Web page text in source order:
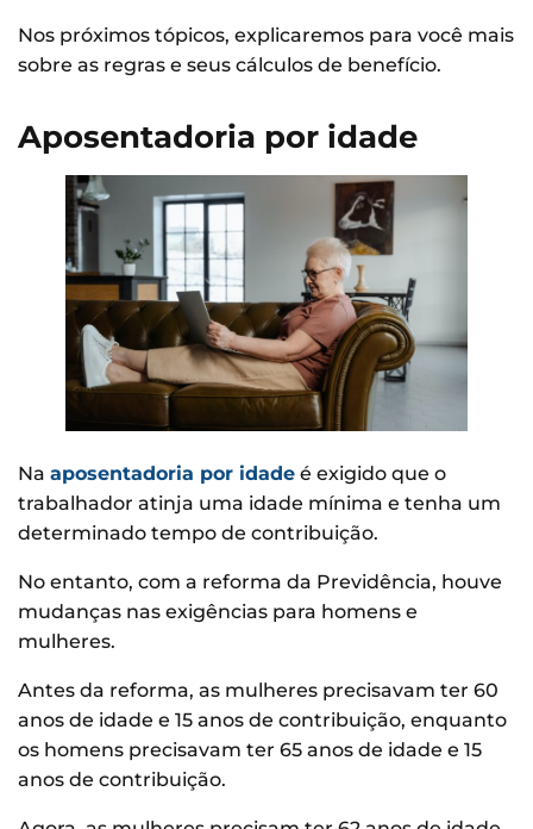
Nos próximos tópicos, explicaremos para você mais
sobre as regras e seus cálculos de benefício.
Aposentadoria por idade
Na aposentadoria por idade é exigido que o
trabalhador atinja uma idade mínima e tenha um
determinado tempo de contribuição.
No entanto, com a reforma da Previdência, houve
mudanças nas exigências para homens e
mulheres.
Antes da reforma, as mulheres precisavam ter 60
anos de idade e 15 anos de contribuição, enquanto
os homens precisavam ter 65 anos de idade e 15
anos de contribuição.